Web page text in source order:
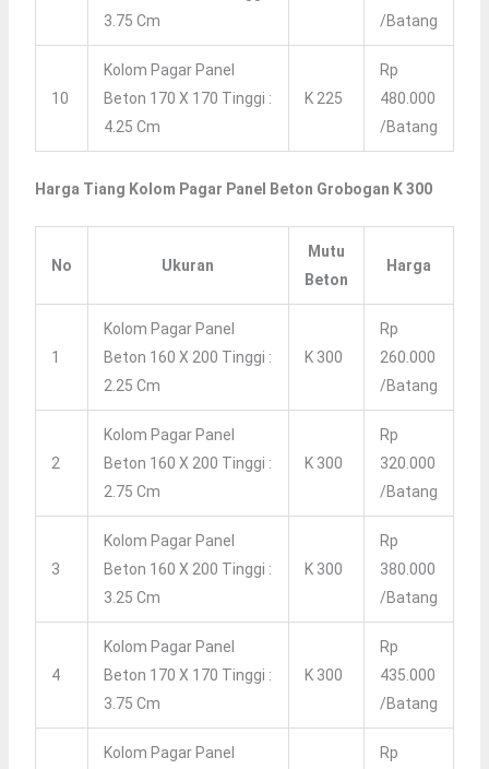
3.75 Cm
/batang
10
Kolom Pagar Panel
Beton 170 X 170 Tinggi :
4.25 Cm
K 225
Rp
480.000
/batang
Harga Tiang Kolom Pagar Panel Beton Grobogan K 300
No Ukuran
Mutu
Beton
Harga
1
Kolom Pagar Panel
Beton 160 X 200 Tinggi :
2.25 Cm
K 300
Rp
260.000
/batang
2
Kolom Pagar Panel
Beton 160 X 200 Tinggi :
2.75 Cm
K 300
Rp
320.000
/batang
3
Kolom Pagar Panel
Beton 160 X 200 Tinggi :
3.25 Cm
K 300
Rp
380.000
/batang
4
Kolom Pagar Panel
Beton 170 X 170 Tinggi :
3.75 Cm
K 300
Rp
435.000
/batang
Kolom Pagar Panel
Rp